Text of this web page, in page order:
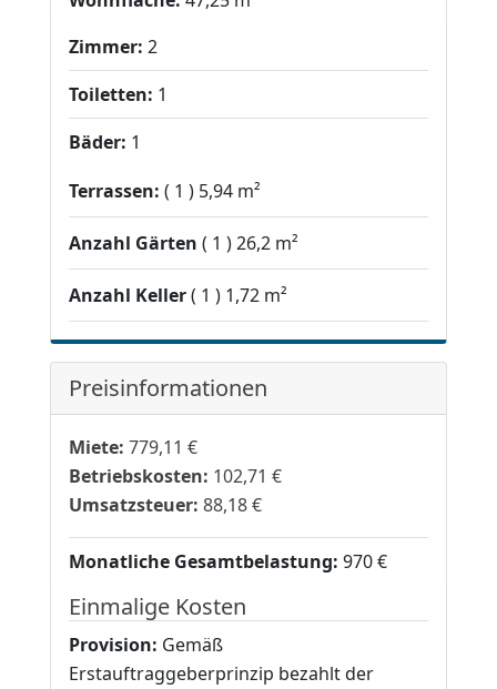
Zimmer: 2
Toiletten: 1
Bäder: 1
Terrassen:
1 5,94 m²
Anzahl Gärten 1 26,2 m²
Anzahl Keller 1 1,72 m²
Preisinformationen
Miete: 779,11 €
Betriebskosten: 102,71 €
Umsatzsteuer: 88,18 €
Monatliche Gesamtbelastung: 970 €
Einmalige Kosten
Provision: Gemäß
Erstauftraggeberprinzip bezahlt der